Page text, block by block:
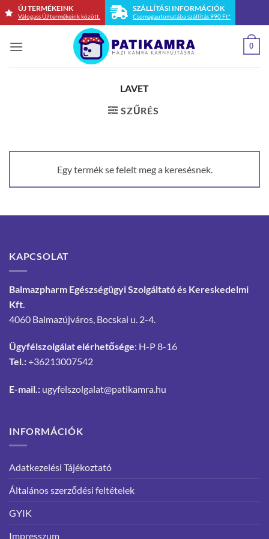
Skip
ÚJ TERMÉKEINK
Válogass ÚJ termékeink között.
SZÁLLÍTÁSI INFORMÁCIÓK
Csomagautomatába szállítás 990 Ft*
0
LAVET
SZŰRÉS
Egy termék se felelt meg a keresésnek.
KAPCSOLAT
Balmazpharm Egészségügyi Szolgáltató és Kereskedelmi
Kft.
4060 Balmazújváros, Bocskai u. 2-4.
Ügyfélszolgálat elérhetősége: H-P 8-16
Tel.:+36213007542
E-mail.: ugyfelszolgalat@patikamra.hu
INFORMÁCIÓK
Adatkezelési Tájékoztató
Általános szerződési feltételek
GYIK
Impresszum